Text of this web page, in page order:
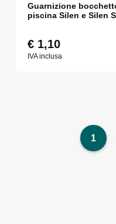
Guarnizione
piscina Silen e Silen
€1,10
IVA inclusa
1